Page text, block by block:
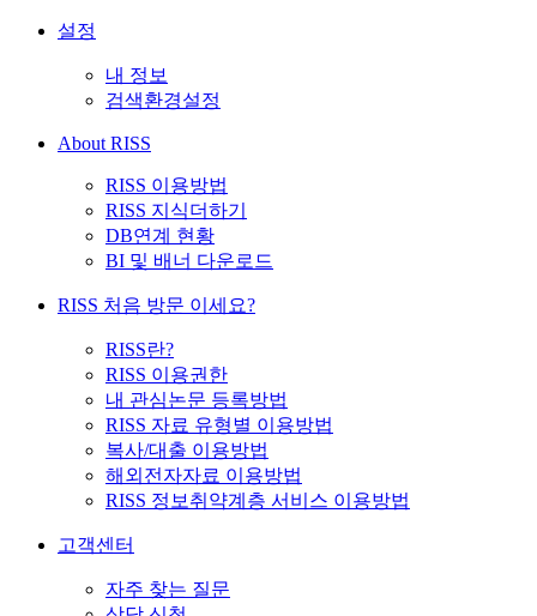
설정
내 정보
검색환경설정
About RISS
RISS 이용방법
RISS 지식더하기
DB연계 현황
BI 및 배너 다운로드
RISS 처음 방문 이세요?
RISS란?
RISS 이용권한
내 관심논문 등록방법
RISS 자료 유형별 이용방법
복사/대출 이용방법
해외전자자료 이용방법
RISS 정보취약계층 서비스 이용방법
고객센터
자주 찾는 질문